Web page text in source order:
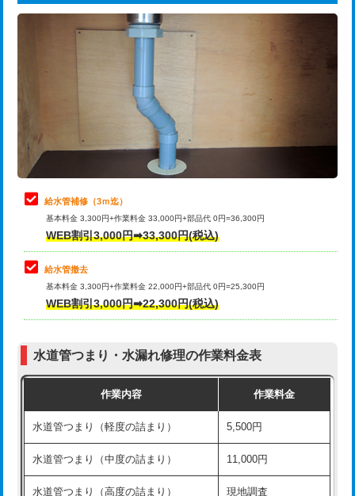
給水管工事※（ライニング鋼管・銅
管・ポリ管・HT管使用/3ｍ超え)
排水管工事（土の掘削・埋め戻し作
11,000円~
排水管工事（排水管工事/3ｍまで） 55,000円
排水管工事（追加 排水管工事/3ｍ超
マス交換（土の掘削・埋め戻し作業）
マス交換（深さ50㎝未満）
マス交換（深さ50㎝以上）
コンクリート斫り（厚さ10㎝まで）
モルタル補修（厚さ10㎝超え） 38,500円
洗面台設置 38,500円
化粧台設置 22,000円
追加トーラー機使用/3m超え
33,000円
8,800円
止水・漏水調査・防水処理・清掃・修
理・調整・分解・加工など（軽作業）
11,000円
止水・漏水調査・防水処理・清掃・修
理・調整・分解・加工など（中作業）
止水・漏水調査・防水処理・清掃・修
理・調整・分解・加工など（重作業）
33,000円
その他部品の脱着
交換・取付（タンク）
式）)
式・ワンホール）)
交換・取付(排水栓・排水トラップ
22,000円+材料費
給水管補修（3ｍ迄）
基本料金 3,300円+作業料金 33,000円+部品代 0円=36,300円
WEB割引3,000円➡33,300円(税込)
給水管撤去
基本料金 3,300円+作業料金 22,000円+部品代 0円=25,300円
WEB割引3,000円➡22,300円(税込)
水道管つまり・水漏れ修理の作業料金表
作業内容 作業料金
水道管つまり（軽度の詰まり） 5,500円
水道管つまり（中度の詰まり） 11,000円
水道管つまり（高度の詰まり） 現地調査